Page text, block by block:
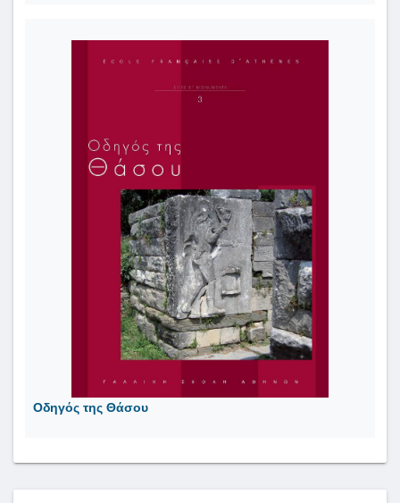
Οδηγός της Θάσου